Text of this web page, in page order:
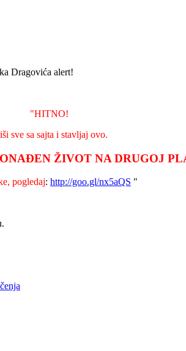
Dragovića alert!
"HITNO!
sve sa sajta i stavljaj ovo.
ŽIVOT NA DRUGOJ
pogledaj: http://goo.gl/nx5aQS "